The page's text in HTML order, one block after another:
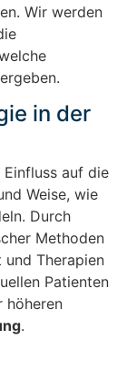
Wir werden
in der
auf die
Weise, wie
Durch
Methoden
Therapien
Patienten
höheren
.